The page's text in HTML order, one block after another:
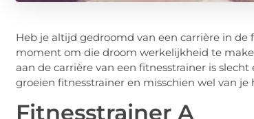
Heb je altijd gedroomd van een carrière in de
moment om die droom werkelijkheid te
aan de carrière van een fitnesstrainer is
groeien fitnesstrainer en misschien wel van
Fitnesstrainer A